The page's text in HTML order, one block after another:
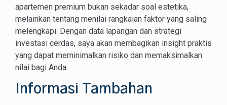
apartemen premium bukan sekadar soal estetika,
melainkan tentang menilai rangkaian faktor yang saling
melengkapi. Dengan data lapangan dan strategi
investasi cerdas, saya akan membagikan insight praktis
yang dapat meminimalkan risiko dan memaksimalkan
nilai bagi Anda.
Informasi Tambahan